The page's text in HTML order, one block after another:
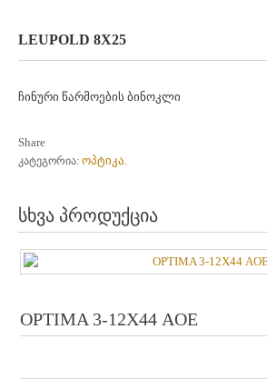
LEUPOLD 8X25
ჩინური წარმოების ბინოკლი
Share
კატეგორია: ოპტიკა.
სხვა პროდუქცია
OPTIMA 3-12Х44 AOE